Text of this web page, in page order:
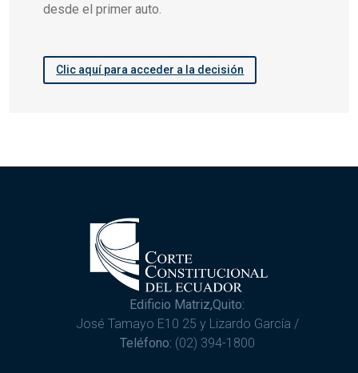
desde el primer auto.
Clic aquí para acceder a la decisión
Edificio Matriz,Quito:
José Tamayo E10 25 y Lizardo García /
Teléfono: (02) 394-1800